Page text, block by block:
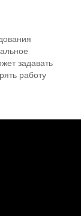
задавать
работу